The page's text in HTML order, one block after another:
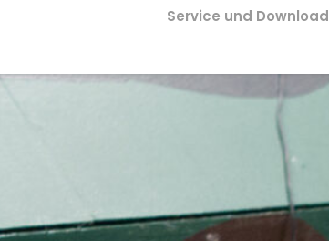
Service und Download